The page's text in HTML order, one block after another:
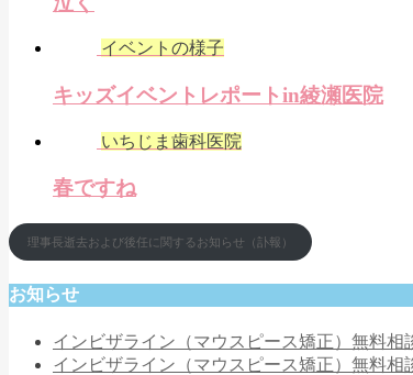
イベントの様子
キッズイベントレポートin綾瀬医院
いちじま歯科医院
春ですね
理事長逝去および後任に関するお知らせ（訃報）
お知らせ
インビザライン（マウスピース矯正）無料相
インビザライン（マウスピース矯正）無料相